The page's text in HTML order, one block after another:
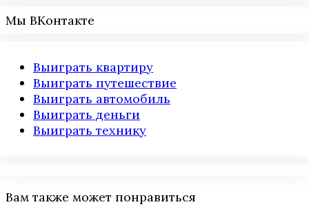
Мы ВКонтакте
Выиграть квартиру
Выиграть путешествие
Выиграть автомобиль
Выиграть деньги
Выиграть технику
Вам также может понравиться